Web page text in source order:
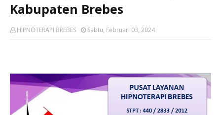
Kabupaten Brebes
HIPNOTERAPI BREBES Sabtu, Februari 03, 2024